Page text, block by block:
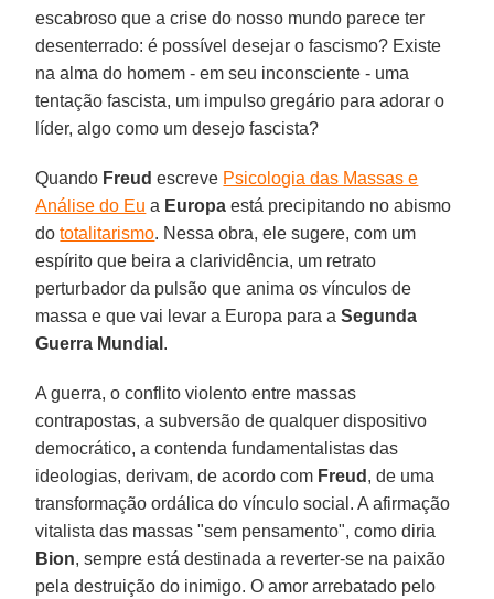
escabroso que a crise do nosso mundo parece ter
desenterrado: é possível desejar o fascismo? Existe
na alma do homem - em seu inconsciente - uma
tentação fascista, um impulso gregário para adorar o
líder, algo como um desejo fascista?
Quando Freud escreve Psicologia das Massas e
Análise do Eu a Europa está precipitando no abismo
dototalitarismo. Nessa obra, ele sugere, com um
espírito que beira a clarividência, um retrato
perturbador da pulsão que anima os vínculos de
massa e que vai levar a Europa para aSegunda
Guerra Mundial .
A guerra, o conflito violento entre massas
contrapostas, a subversão de qualquer dispositivo
democrático, a contenda fundamentalistas das
ideologias, derivam, de acordo com Freud , de uma
transformação ordálica do vínculo social. A afirmação
vitalista das massas "sem pensamento", como diria
Bion, sempre está destinada a reverter-se na paixão
pela destruição do inimigo. O amor arrebatado pelo